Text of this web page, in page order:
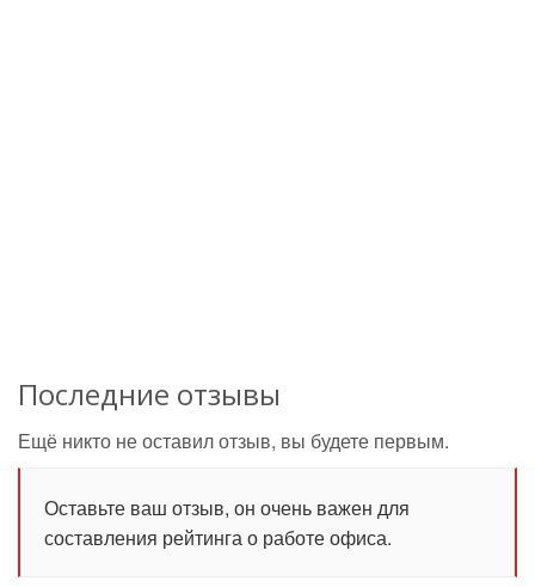
Последние отзывы
Ещё никто не оставил отзыв, вы будете первым.
Оставьте ваш отзыв, он очень важен для
составления рейтинга о работе офиса.